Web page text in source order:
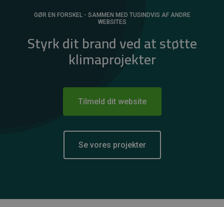
GØR EN FORSKEL - SAMMEN MED TUSINDVIS AF ANDRE
WEBSITES
Styrk dit brand ved at støtte
klimaprojekter
Tilmeld dit website
Se vores projekter